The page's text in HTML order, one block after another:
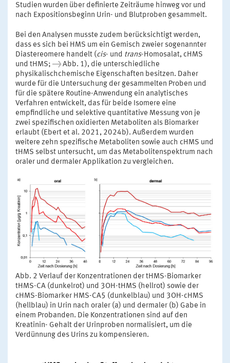
Studien wurden über definierte Zeiträume hinweg vor und
nach Expositionsbeginn Urin- und Blutproben gesammelt.
Bei den Analysen musste zudem berücksichtigt werden,
dass es sich bei HMS um ein Gemisch zweier sogenannter
Diastereomere handelt (cis- und trans-Homosalat, cHMS
und tHMS; → Abb. 1), die unterschiedliche
physikalischchemische Eigenschaften besitzen. Daher
wurde für die Untersuchung der gesammelten Proben und
für die spätere Routine-Anwendung ein analytisches
Verfahren entwickelt, das für beide Isomere eine
empfindliche und selektive quantitative Messung von je
zwei spezifischen oxidierten Metaboliten als Biomarker
erlaubt (Ebert et al. 2021, 2024b). Außerdem wurden
weitere zehn spezifische Metaboliten sowie auch cHMS und
tHMS selbst untersucht, um das Metabolitenspektrum nach
oraler und dermaler Applikation zu vergleichen.
Abb. 2 Verlauf der Konzentrationen der tHMS-Biomarker
tHMS-CA (dunkelrot) und 3OH-tHMS (hellrot) sowie der
cHMS-Biomarker HMS-CA5 (dunkelblau) und 3OH-cHMS
(hellblau) in Urin nach oraler (a) und dermaler (b) Gabe in
einem Probanden. Die Konzentrationen sind auf den
Kreatinin- Gehalt der Urinproben normalisiert, um die
Verdünnung des Urins zu kompensieren.